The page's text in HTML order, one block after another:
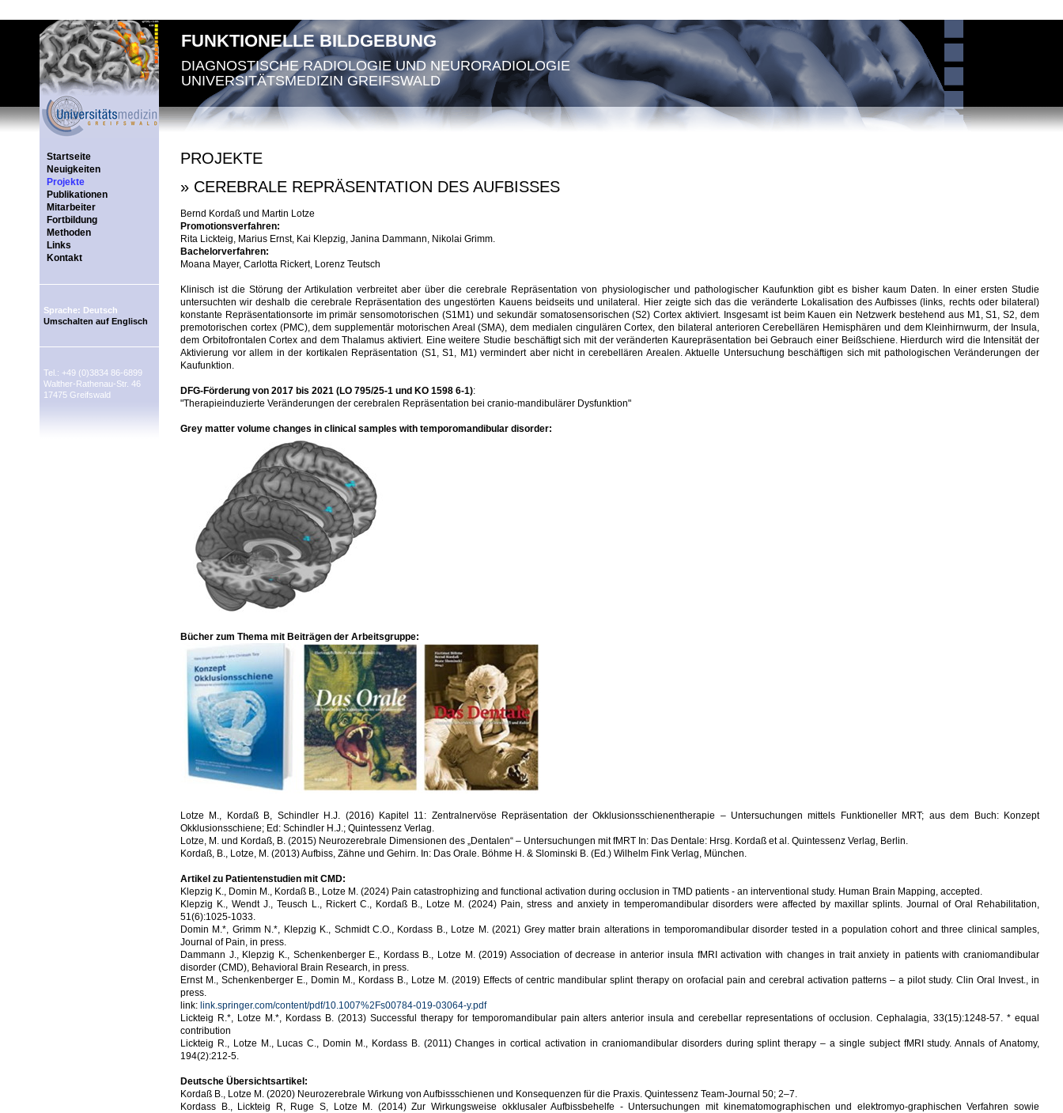
FUNKTIONELLE BILDGEBUNG
DIAGNOSTISCHE RADIOLOGIE UND NEURORADIOLOGIE
UNIVERSITÄTSMEDIZIN GREIFSWALD
Startseite
Neuigkeiten
Projekte
Publikationen
Mitarbeiter
Fortbildung
Methoden
Links
Kontakt
Sprache: Deutsch
Umschalten auf Englisch
Tel.: +49 (0)3834 86-6899
Walther-Rathenau-Str. 46
17475 Greifswald
PROJEKTE
» CEREBRALE REPRÄSENTATION DES AUFBISSES
Bernd Kordaß und Martin Lotze
Promotionsverfahren:
Rita Lickteig, Marius Ernst, Kai Klepzig, Janina Dammann, Nikolai Grimm.
Bachelorverfahren:
Moana Mayer, Carlotta Rickert, Lorenz Teutsch
Klinisch ist die Störung der Artikulation verbreitet aber über die cerebrale Repräsentation von physiologischer und pathologischer Kaufunktion gibt es bisher kaum Daten. In einer ersten Studie
untersuchten wir deshalb die cerebrale Repräsentation des ungestörten Kauens beidseits und unilateral. Hier zeigte sich das die veränderte Lokalisation des Aufbisses (links, rechts oder bilateral)
konstante Repräsentationsorte im primär sensomotorischen (S1M1) und sekundär somatosensorischen (S2) Cortex aktiviert. Insgesamt ist beim Kauen ein Netzwerk bestehend aus M1, S1, S2, dem
premotorischen cortex (PMC), dem supplementär motorischen Areal (SMA), dem medialen cingulären Cortex, den bilateral anterioren Cerebellären Hemisphären und dem Kleinhirnwurm, der Insula,
dem Orbitofrontalen Cortex and dem Thalamus aktiviert. Eine weitere Studie beschäftigt sich mit der veränderten Kaurepräsentation bei Gebrauch einer Beißschiene. Hierdurch wird die Intensität der
Aktivierung vor allem in der kortikalen Repräsentation (S1, S1, M1) vermindert aber nicht in cerebellären Arealen. Aktuelle Untersuchung beschäftigen sich mit pathologischen Veränderungen der
Kaufunktion.
DFG-Förderung von 2017 bis 2021 (LO 795/25-1 und KO 1598 6-1):
"Therapieinduzierte Veränderungen der cerebralen Repräsentation bei cranio-mandibulärer Dysfunktion"
Grey matter volume changes in clinical samples with temporomandibular disorder:
Bücher zum Thema mit Beiträgen der Arbeitsgruppe:
Lotze M., Kordaß B, Schindler H.J. (2016) Kapitel 11: Zentralnervöse Repräsentation der Okklusionsschienentherapie – Untersuchungen mittels Funktioneller MRT; aus dem Buch: Konzept
Okklusionsschiene; Ed: Schindler H.J.; Quintessenz Verlag.
Lotze, M. und Kordaß, B. (2015) Neurozerebrale Dimensionen des „Dentalen“ – Untersuchungen mit fMRT In: Das Dentale: Hrsg. Kordaß et al. Quintessenz Verlag, Berlin.
Kordaß, B., Lotze, M. (2013) Aufbiss, Zähne und Gehirn. In: Das Orale. Böhme H. & Slominski B. (Ed.) Wilhelm Fink Verlag, München.
Artikel zu Patientenstudien mit CMD:
Klepzig K., Domin M., Kordaß B., Lotze M. (2024) Pain catastrophizing and functional activation during occlusion in TMD patients - an interventional study. Human Brain Mapping, accepted.
Klepzig K., Wendt J., Teusch L., Rickert C., Kordaß B., Lotze M. (2024) Pain, stress and anxiety in temperomandibular disorders were affected by maxillar splints. Journal of Oral Rehabilitation,
51(6):1025-1033.
Domin M.*, Grimm N.*, Klepzig K., Schmidt C.O., Kordass B., Lotze M. (2021) Grey matter brain alterations in temporomandibular disorder tested in a population cohort and three clinical samples,
Journal of Pain, in press.
Dammann J., Klepzig K., Schenkenberger E., Kordass B., Lotze M. (2019) Association of decrease in anterior insula fMRI activation with changes in trait anxiety in patients with craniomandibular
disorder (CMD), Behavioral Brain Research, in press.
Ernst M., Schenkenberger E., Domin M., Kordass B., Lotze M. (2019) Effects of centric mandibular splint therapy on orofacial pain and cerebral activation patterns – a pilot study. Clin Oral Invest., in
press.
link: link.springer.com/content/pdf/10.1007%2Fs00784-019-03064-y.pdf
Lickteig R.*, Lotze M.*, Kordass B. (2013) Successful therapy for temporomandibular pain alters anterior insula and cerebellar representations of occlusion. Cephalagia, 33(15):1248-57. * equal
contribution
Lickteig R., Lotze M., Lucas C., Domin M., Kordass B. (2011) Changes in cortical activation in craniomandibular disorders during splint therapy – a single subject fMRI study. Annals of Anatomy,
194(2):212-5.
Deutsche Übersichtsartikel:
Kordaß B., Lotze M. (2020) Neurozerebrale Wirkung von Aufbissschienen und Konsequenzen für die Praxis. Quintessenz Team-Journal 50; 2–7.
Kordass B., Lickteig R, Ruge S, Lotze M. (2014) Zur Wirkungsweise okklusaler Aufbissbehelfe - Untersuchungen mit kinematomographischen und elektromyo-graphischen Verfahren sowie